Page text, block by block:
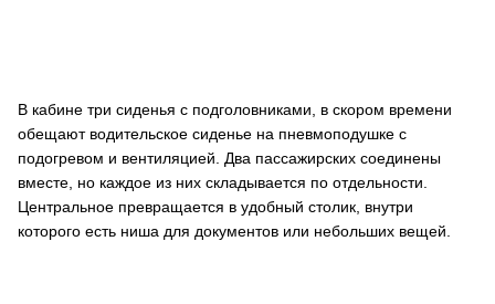
В кабине три сиденья с подголовниками, в скором времени
обещают водительское сиденье на пневмоподушке с
подогревом и вентиляцией. Два пассажирских соединены
вместе, но каждое из них складывается по отдельности.
Центральное превращается в удобный столик, внутри
которого есть ниша для документов или небольших вещей.